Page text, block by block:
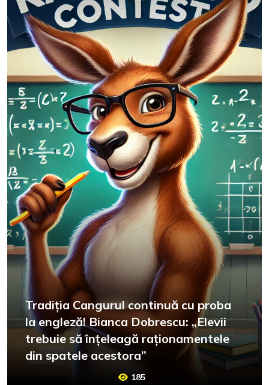
Tradiția Cangurul continuă cu proba
la engleză! Bianca Dobrescu: „Elevii
trebuie să înțeleagă raționamentele
din spatele acestora”
185